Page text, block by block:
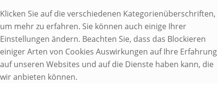
Klicken Sie auf die verschiedenen Kategorienüberschriften,
um mehr zu erfahren. Sie können auch einige Ihrer
Einstellungen ändern. Beachten Sie, dass das Blockieren
einiger Arten von Cookies Auswirkungen auf Ihre Erfahrung
auf unseren Websites und auf die Dienste haben kann, die
wir anbieten können.